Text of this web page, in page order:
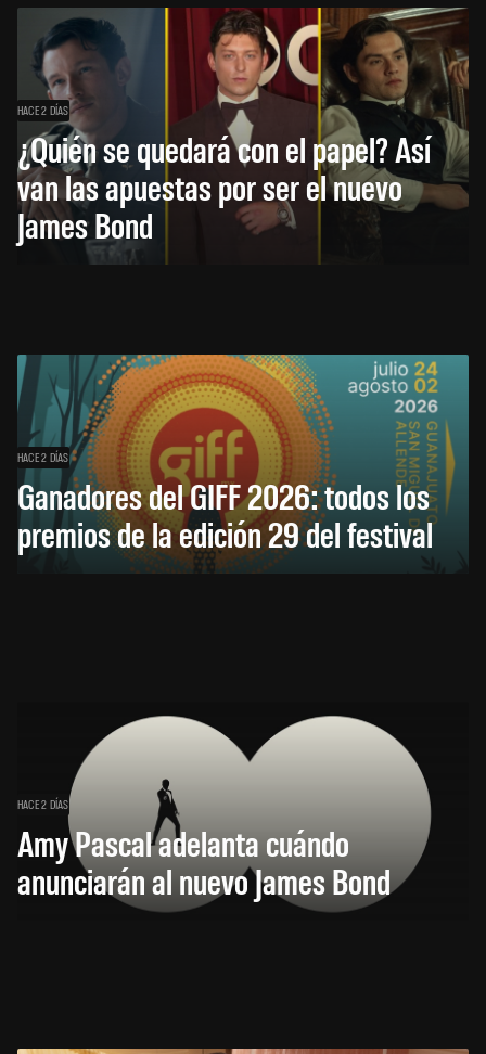
HACE 2 DÍAS
¿Quién se quedará con el papel? Así
van las apuestas por ser el nuevo
James Bond
HACE 2 DÍAS
Ganadores del GIFF 2026: todos los
premios de la edición 29 del festival
HACE 2 DÍAS
Amy Pascal adelanta cuándo
anunciarán al nuevo James Bond